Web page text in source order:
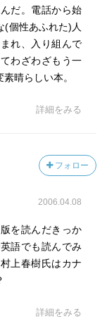
だ。電話から始
(個性あふれた)人
れ、入り組んで
わざわざもう一
晴らしい本。
詳細をみる
フォロー
2006.04.08
を読んだきっか
語でも読んでみ
上春樹氏はカナ
詳細をみる